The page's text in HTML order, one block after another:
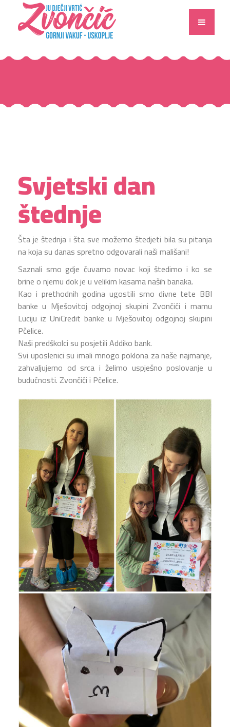
Svjetski dan
štednje
Šta je štednja i šta sve možemo štedjeti bila su pitanja
na koja su danas spretno odgovarali naši mališani!
Saznali smo gdje čuvamo novac koji štedimo i ko se
brine o njemu dok je u velikim kasama naših banaka.
Kao i prethodnih godina ugostili smo divne tete BBI
banke u Mješovitoj odgojnoj skupini Zvončići i mamu
Luciju iz UniCredit banke u Mješovitoj odgojnoj skupini
Pčelice.
Naši predškolci su posjetili Addiko bank.
Svi uposlenici su imali mnogo poklona za naše najmanje,
zahvaljujemo od srca i želimo uspješno poslovanje u
budućnosti. Zvončići i Pčelice.